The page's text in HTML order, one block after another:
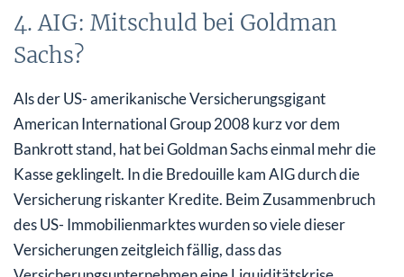
4. AIG: Mitschuld bei Goldman
Sachs?
Als der US- amerikanische Versicherungsgigant
American International Group 2008 kurz vor dem
Bankrott stand, hat bei Goldman Sachs einmal mehr die
Kasse geklingelt. In die Bredouille kam AIG durch die
Versicherung riskanter Kredite. Beim Zusammenbruch
des US- Immobilienmarktes wurden so viele dieser
Versicherungen zeitgleich fällig, dass das